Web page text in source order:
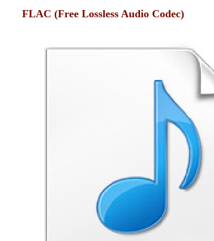
FLAC (Free Lossless Audio Codec)